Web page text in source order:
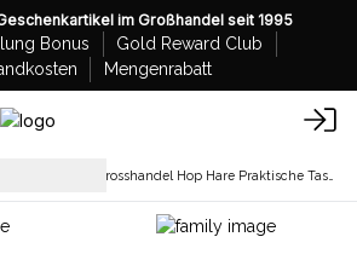
im Großhandel seit 1995
Bonus
Gold Reward Club
Mengenrabatt
Grosshandel Hop Hare Praktische Tasche